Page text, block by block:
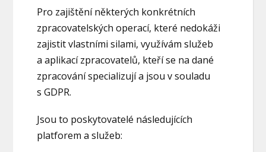
Pro zajištění některých konkrétních
zpracovatelských operací, které nedokáži
zajistit vlastními silami, využívám služeb
a aplikací zpracovatelů, kteří se na dané
zpracování specializují a jsou v souladu
s GDPR.
Jsou to poskytovatelé následujících
platforem a služeb: